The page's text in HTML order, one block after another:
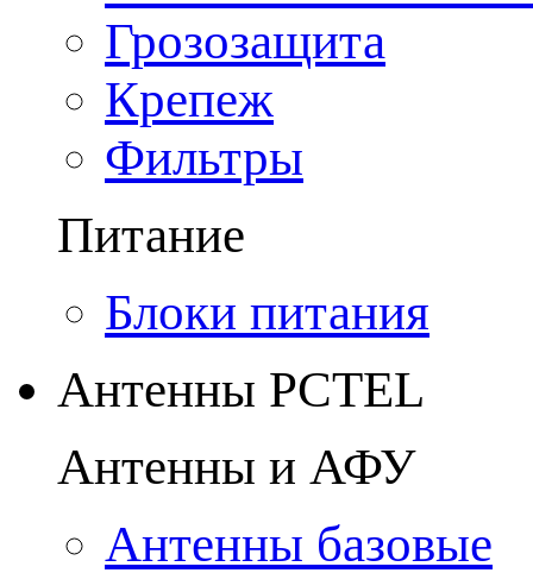
Грозозащита
Крепеж
Фильтры
Питание
Блоки питания
Антенны PCTEL
Антенны и АФУ
Антенны базовые